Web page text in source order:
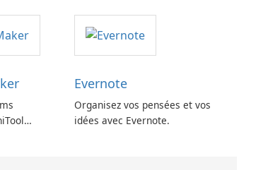
Evernote
Organisez vos pensées et vos
idées avec Evernote.